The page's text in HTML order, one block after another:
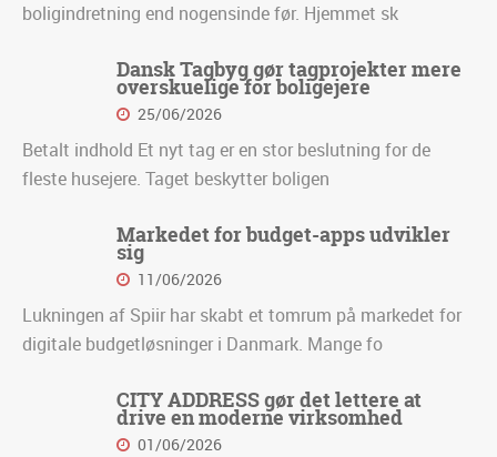
boligindretning end nogensinde før. Hjemmet sk
Dansk Tagbyg gør tagprojekter mere
overskuelige for boligejere
25/06/2026
Betalt indhold Et nyt tag er en stor beslutning for de
fleste husejere. Taget beskytter boligen
Markedet for budget-apps udvikler
sig
11/06/2026
Lukningen af Spiir har skabt et tomrum på markedet for
digitale budgetløsninger i Danmark. Mange fo
CITY ADDRESS gør det lettere at
drive en moderne virksomhed
01/06/2026